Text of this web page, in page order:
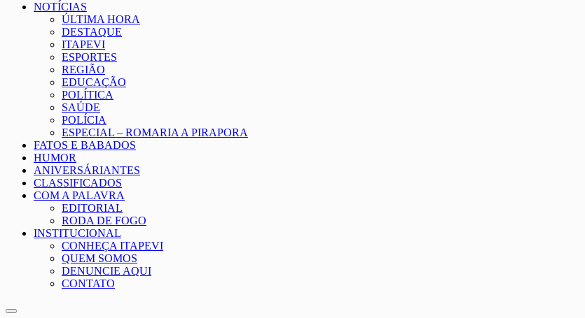
NOTÍCIAS
ÚLTIMA HORA
DESTAQUE
ITAPEVI
ESPORTES
REGIÃO
EDUCAÇÃO
POLÍTICA
SAÚDE
POLÍCIA
ESPECIAL – ROMARIA A PIRAPORA
FATOS E BABADOS
HUMOR
ANIVERSÁRIANTES
CLASSIFICADOS
COM A PALAVRA
EDITORIAL
RODA DE FOGO
INSTITUCIONAL
CONHEÇA ITAPEVI
QUEM SOMOS
DENUNCIE AQUI
CONTATO